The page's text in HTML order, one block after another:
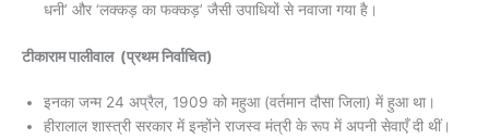
धनी’ और ‘लक्कड़ का फक्कड़’ जैसी उपाधियों से नवाजा गया है।
टीकाराम पालीवाल (प्रथम निर्वाचित)
इनका जन्म 24 अप्रैल, 1909 को महुआ (वर्तमान दौसा जिला) में हुआ था।
हीरालाल शास्त्री सरकार में इन्होंने राजस्व मंत्री के रूप में अपनी सेवाएँ दी थीं।